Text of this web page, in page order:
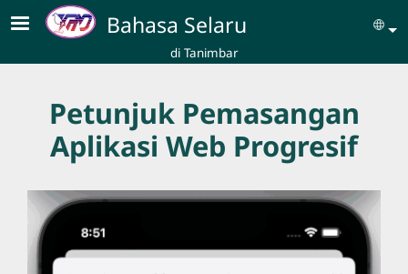
Skip to main contentBahasa Selaru
di Tanimbar
Petunjuk Pemasangan
Aplikasi Web Progresif